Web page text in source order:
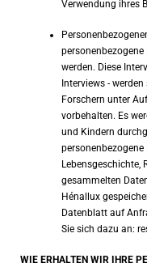
Verwendung ihres
werden. Diese
Interviews -
Forschern unter
vorbehalten. Es
und Kindern
Lebensgeschichte,
gesammelten
Hénallux
Datenblatt auf
Sie sich dazu an:
WIE ERHALTEN WIR IHRE